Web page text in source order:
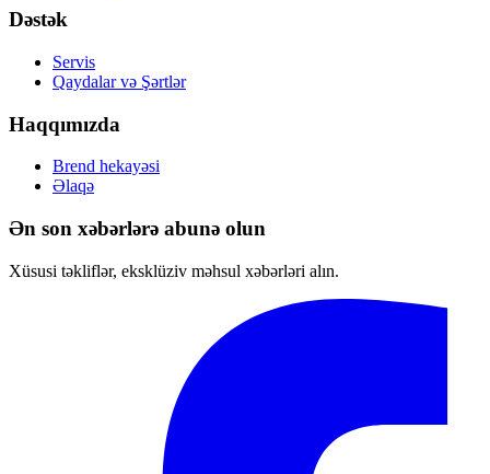
Dəstək
Servis
Qaydalar və Şərtlər
Haqqımızda
Brend hekayəsi
Əlaqə
Ən son xəbərlərə abunə olun
Xüsusi təkliflər, eksklüziv məhsul xəbərləri alın.